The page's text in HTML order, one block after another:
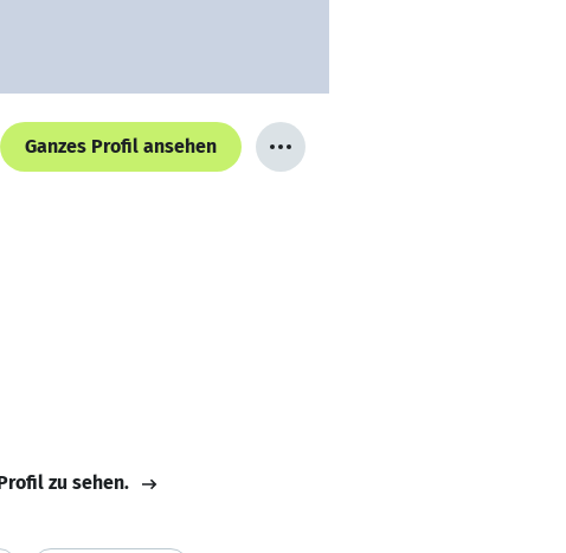
Ganzes Profil ansehen
zu sehen.